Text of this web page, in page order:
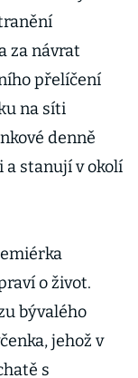
za návrat
přelíčení
na síti
denně
stanují v okolí
o život.
bývalého
jehož v
s